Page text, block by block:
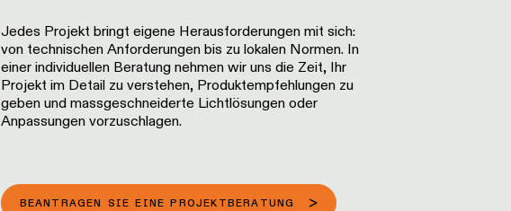
Jedes Projekt bringt eigene Herausforderungen mit sich:
von technischen Anforderungen bis zu lokalen Normen. In
einer individuellen Beratung nehmen wir uns die Zeit, Ihr
Projekt im Detail zu verstehen, Produktempfehlungen zu
geben und massgeschneiderte Lichtlösungen oder
Anpassungen vorzuschlagen.
BEANTRAGEN SIE EINE PROJEKTBERATUNG